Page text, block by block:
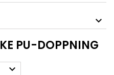
PU-DOPPNING
